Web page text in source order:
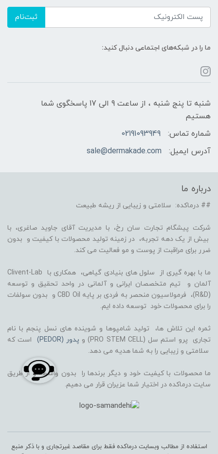
ثبت‌نام
ما را در شبکه‌های اجتماعی دنبال کنید:
شنبه تا پنج شنبه ، از ساعت 9 الی 17 پاسخگوی شما
هستیم
شماره تماس:
02191093949
آدرس ایمیل:
sale@dermakade.com
درباره ما
## درماکده: سلامتی و زیبایی از ریشه طبیعت
شرکت پیشگام تجارت سان رخ، با مدیریت آقای جاوید صاغری، با
بیش از یک دهه تجربه، در زمینه تولید محصولات با کیفیت و بدون
ضرر برای مراقبت از پوست و مو فعالیت می کند.
ما با بهره گیری از سلول های بنیادی گیاهی، همکاری با Clivent-Lab
آلمان و تیم متخصصان ایرانی و آلمانی در واحد تحقیق و توسعه
(R&D)، فرمولاسیون منحصر به فردی بر پایه CBD Oil و بدون سولفات
را برای محصولات خود توسعه داده ایم.
ثمره این تلاش ها، تولید شامپوها و شوینده های نسل پنجم با نام
تجاری پرو استم سل (PRO STEM CELL) و
پدور (PEDOR)
است که
سلامتی و زیبایی را به شما هدیه می دهد.
ما محصولات با کیفیت خود و دیگر برندها را بدون واسطه و از طریق
سایت درماکده در اختیار شما عزیران قرار می دهیم.
استفاده از مطالب وبسایت درماکده فقط برای مقاصد غیرتجاری و با ذکر منبع